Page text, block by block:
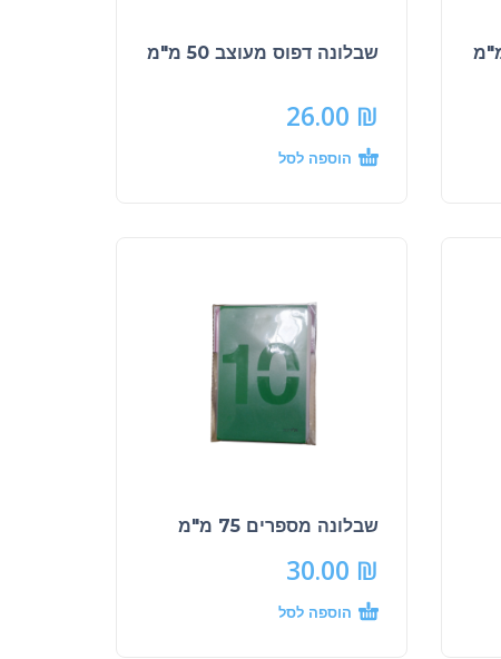
שבלונה דפוס מעוצב 50 מ"מ
26.00 ₪
הוספה לסל
שבלונה מספרים 75 מ"מ
30.00 ₪
הוספה לסל